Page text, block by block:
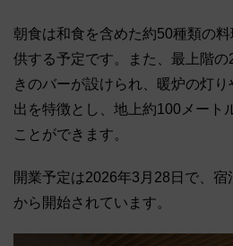
朝食は和食を含めた約50種類の
供する予定です。また、最上階
きのバーが設けられ、暖炉の灯
出を特徴とし、地上約100メート
ことができます。
開業予定は2026年3月28日で、宿
から開始されています。